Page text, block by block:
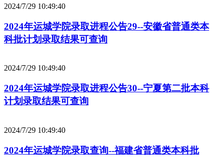
2024/7/29 10:49:40
2024年运城学院录取进程公告29--安徽省普通类本
科批计划录取结果可查询
2024/7/29 10:49:40
2024年运城学院录取进程公告30--宁夏第二批本科
计划录取结果可查询
2024/7/29 10:49:40
2024年运城学院录取查询--福建省普通类本科批